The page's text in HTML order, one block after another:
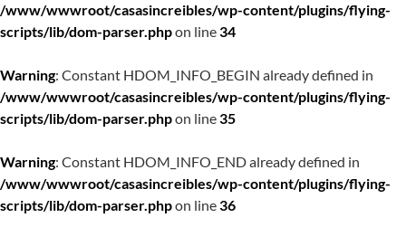
/www/wwwroot/casasincreibles/wp-content/plugins/flying-
scripts/lib/dom-parser.phpon line34
Warning: Constant HDOM_INFO_BEGIN already defined in
/www/wwwroot/casasincreibles/wp-content/plugins/flying-
scripts/lib/dom-parser.phpon line35
Warning: Constant HDOM_INFO_END already defined in
/www/wwwroot/casasincreibles/wp-content/plugins/flying-
scripts/lib/dom-parser.phpon line36